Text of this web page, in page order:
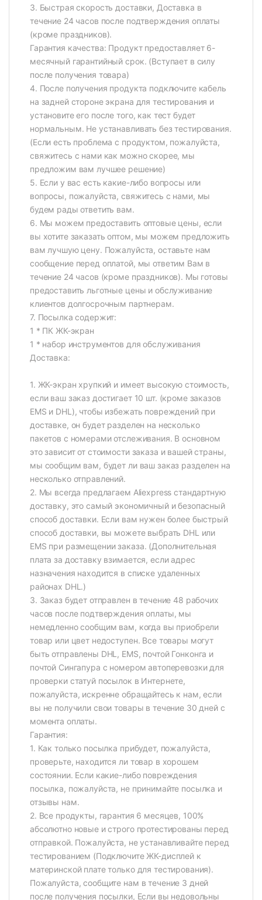
3. Быстрая скорость доставки, Доставка в
течение 24 часов после подтверждения оплаты
(кроме праздников).
Гарантия качества: Продукт предоставляет 6-
месячный гарантийный срок. (Вступает в силу
после получения товара)
4. После получения продукта подключите кабель
на задней стороне экрана для тестирования и
установите его после того, как тест будет
нормальным. Не устанавливать без тестирования.
(Если есть проблема с продуктом, пожалуйста,
свяжитесь с нами как можно скорее, мы
предложим вам лучшее решение)
5. Если у вас есть какие-либо вопросы или
вопросы, пожалуйста, свяжитесь с нами, мы
будем рады ответить вам.
6. Мы можем предоставить оптовые цены, если
вы хотите заказать оптом, мы можем предложить
вам лучшую цену. Пожалуйста, оставьте нам
сообщение перед оплатой, мы ответим Вам в
течение 24 часов (кроме праздников). Мы готовы
предоставить льготные цены и обслуживание
клиентов долгосрочным партнерам.
7. Посылка содержит:
1 * ПК ЖК-экран
1 * набор инструментов для обслуживания
Доставка:
1. ЖК-экран хрупкий и имеет высокую стоимость,
если ваш заказ достигает 10 шт. (кроме заказов
EMS и DHL), чтобы избежать повреждений при
доставке, он будет разделен на несколько
пакетов с номерами отслеживания. В основном
это зависит от стоимости заказа и вашей страны,
мы сообщим вам, будет ли ваш заказ разделен на
несколько отправлений.
2. Мы всегда предлагаем Aliexpress стандартную
доставку, это самый экономичный и безопасный
способ доставки. Если вам нужен более быстрый
способ доставки, вы можете выбрать DHL или
EMS при размещении заказа. (Дополнительная
плата за доставку взимается, если адрес
назначения находится в списке удаленных
районах DHL.)
3. Заказ будет отправлен в течение 48 рабочих
часов после подтверждения оплаты, мы
немедленно сообщим вам, когда вы приобрели
товар или цвет недоступен. Все товары могут
быть отправлены DHL, EMS, почтой Гонконга и
почтой Сингапура с номером автоперевозки для
проверки статуй посылок в Интернете,
пожалуйста, искренне обращайтесь к нам, если
вы не получили свои товары в течение 30 дней с
момента оплаты.
Гарантия:
1. Как только посылка прибудет, пожалуйста,
проверьте, находится ли товар в хорошем
состоянии. Если какие-либо повреждения
посылка, пожалуйста, не принимайте посылка и
отзывы нам.
2. Все продукты, гарантия 6 месяцев, 100%
абсолютно новые и строго протестированы перед
отправкой. Пожалуйста, не устанавливайте перед
тестированием (Подключите ЖК-дисплей к
материнской плате только для тестирования).
Пожалуйста, сообщите нам в течение 3 дней
после получения посылки, Если вы недовольны